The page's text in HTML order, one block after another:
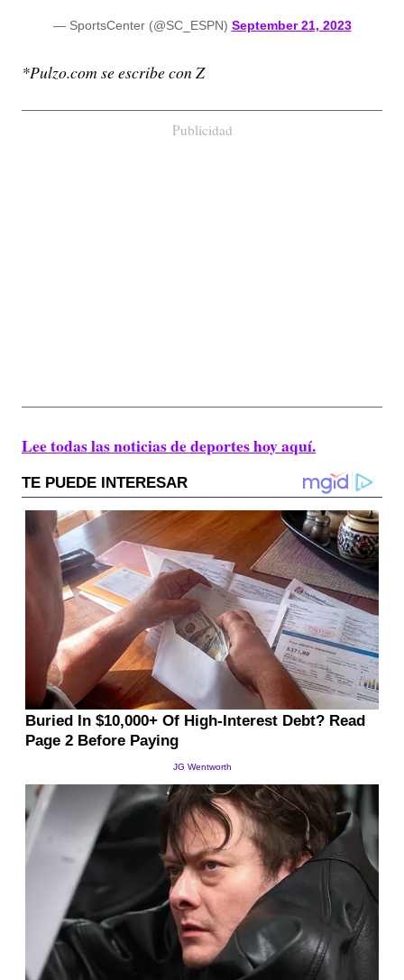
— SportsCenter (@SC_ESPN) September 21, 2023
*Pulzo.com se escribe con Z
Publicidad
Lee todas las noticias de deportes hoy aquí.